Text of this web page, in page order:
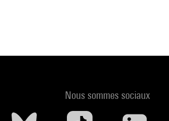
Nous sommes sociaux